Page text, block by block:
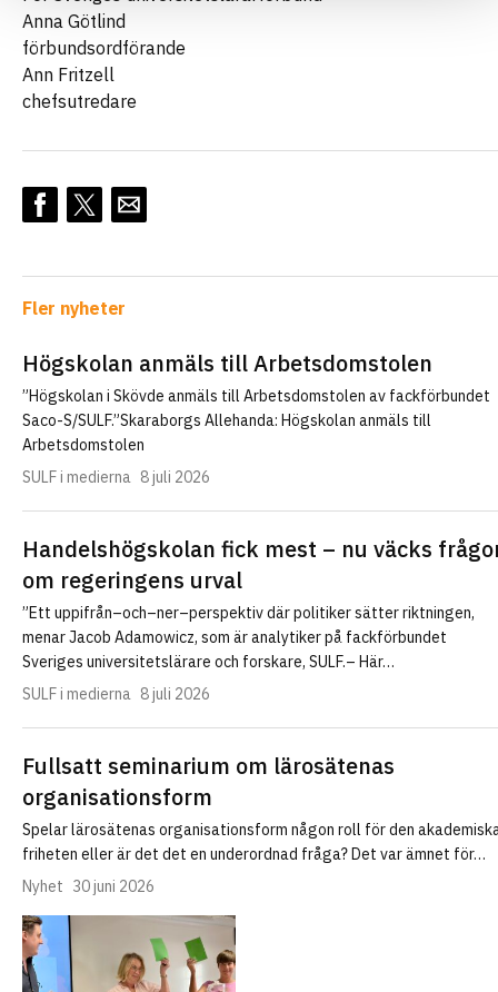
Anna Götlind
förbundsordförande
Ann Fritzell
chefsutredare
Fler nyheter
Högskolan anmäls till Arbetsdomstolen
”Högskolan i Skövde anmäls till Arbetsdomstolen av fackförbundet
Saco-S/SULF.”Skaraborgs Allehanda: Högskolan anmäls till
Arbetsdomstolen
SULF i medierna 8 juli 2026
Handelshögskolan fick mest – nu väcks
om regeringens urval
”Ett uppifrån–och–ner–perspektiv där politiker sätter riktningen,
menar Jacob Adamowicz, som är analytiker på fackförbundet
Sveriges universitetslärare och forskare, SULF.– Här…
SULF i medierna 8 juli 2026
Fullsatt seminarium om lärosätenas
organisationsform
Spelar lärosätenas organisationsform någon roll för den
friheten eller är det det en underordnad fråga? Det var ämnet för…
Nyhet 30 juni 2026